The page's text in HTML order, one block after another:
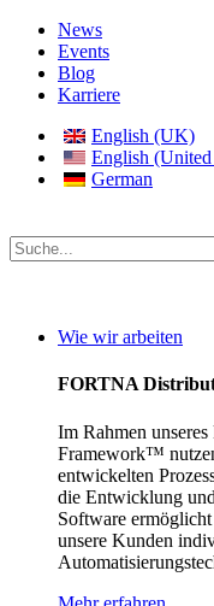
News
Events
Blog
Karriere
English (UK)
English (United
German
Wie wir arbeiten
FORTNA
Im Rahmen
Framework™
entwickelten
die Entwicklung
Software
unsere Kunden